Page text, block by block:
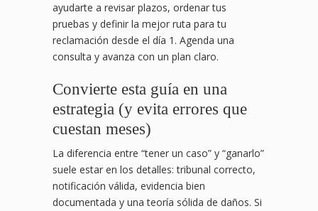
ayudarte a revisar plazos, ordenar tus
pruebas y definir la mejor ruta para tu
reclamación desde el día 1. Agenda una
consulta y avanza con un plan claro.
Convierte esta guía en una
estrategia (y evita errores que
cuestan meses)
La diferencia entre “tener un caso” y “ganarlo”
suele estar en los detalles: tribunal correcto,
notificación válida, evidencia bien
documentada y una teoría sólida de daños. Si